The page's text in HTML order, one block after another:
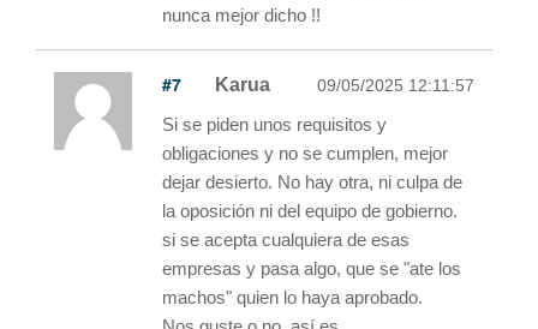
nunca mejor dicho !!
#7 Karua 09/05/2025 12:11:57
Si se piden unos requisitos y
obligaciones y no se cumplen, mejor
dejar desierto. No hay otra, ni culpa de
la oposición ni del equipo de gobierno.
si se acepta cualquiera de esas
empresas y pasa algo, que se "ate los
machos" quien lo haya aprobado.